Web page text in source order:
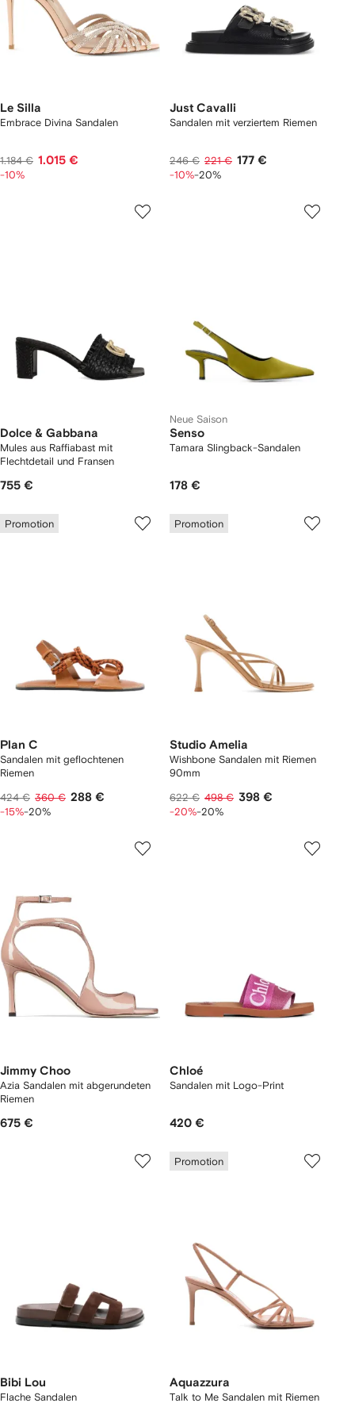
Le Silla
Embrace Divina Sandalen
1.184 € 1.015 €
-10%
Just Cavalli
Sandalen mit verziertem Riemen
246 € 221 € 177 €
-10%-20%
Dolce & Gabbana
Mules aus Raffiabast mit
Flechtdetail und Fransen
755 €
Neue Saison
Senso
Tamara Slingback-Sandalen
178 €
Promotion
Plan C
Sandalen mit geflochtenen
Riemen
424 € 360 € 288 €
-15%-20%
Promotion
Studio Amelia
Wishbone Sandalen mit Riemen
90mm
622 € 498 € 398 €
-20%-20%
Jimmy Choo
Azia Sandalen mit abgerundeten
Riemen
675 €
Chloé
Sandalen mit Logo-Print
420 €
Bibi Lou
Flache Sandalen
Promotion
Aquazzura
Talk to Me Sandalen mit Riemen